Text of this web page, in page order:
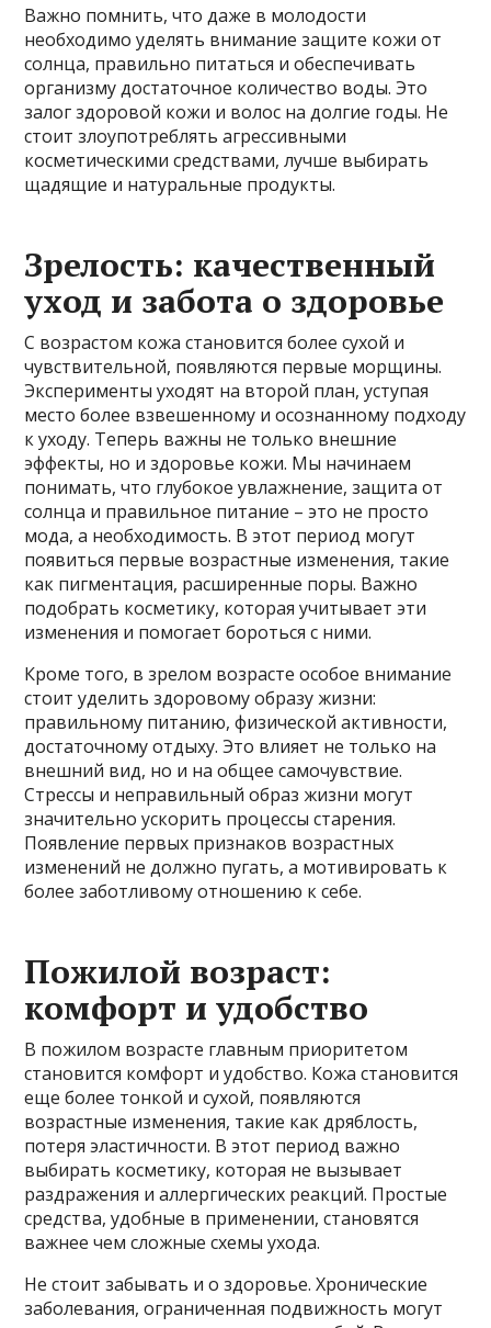
Важно помнить, что даже в молодости
необходимо уделять внимание защите кожи от
солнца, правильно питаться и обеспечивать
организму достаточное количество воды. Это
залог здоровой кожи и волос на долгие годы. Не
стоит злоупотреблять агрессивными
косметическими средствами, лучше выбирать
щадящие и натуральные продукты.
Зрелость: качественный
уход и забота о здоровье
С возрастом кожа становится более сухой и
чувствительной, появляются первые морщины.
Эксперименты уходят на второй план, уступая
место более взвешенному и осознанному подходу
к уходу. Теперь важны не только внешние
эффекты, но и здоровье кожи. Мы начинаем
понимать, что глубокое увлажнение, защита от
солнца и правильное питание – это не просто
мода, а необходимость. В этот период могут
появиться первые возрастные изменения, такие
как пигментация, расширенные поры. Важно
подобрать косметику, которая учитывает эти
изменения и помогает бороться с ними.
Кроме того, в зрелом возрасте особое внимание
стоит уделить здоровому образу жизни:
правильному питанию, физической активности,
достаточному отдыху. Это влияет не только на
внешний вид, но и на общее самочувствие.
Стрессы и неправильный образ жизни могут
значительно ускорить процессы старения.
Появление первых признаков возрастных
изменений не должно пугать, а мотивировать к
более заботливому отношению к себе.
Пожилой возраст:
комфорт и удобство
В пожилом возрасте главным приоритетом
становится комфорт и удобство. Кожа становится
еще более тонкой и сухой, появляются
возрастные изменения, такие как дряблость,
потеря эластичности. В этот период важно
выбирать косметику, которая не вызывает
раздражения и аллергических реакций. Простые
средства, удобные в применении, становятся
важнее чем сложные схемы ухода.
Не стоит забывать и о здоровье. Хронические
заболевания, ограниченная подвижность могут